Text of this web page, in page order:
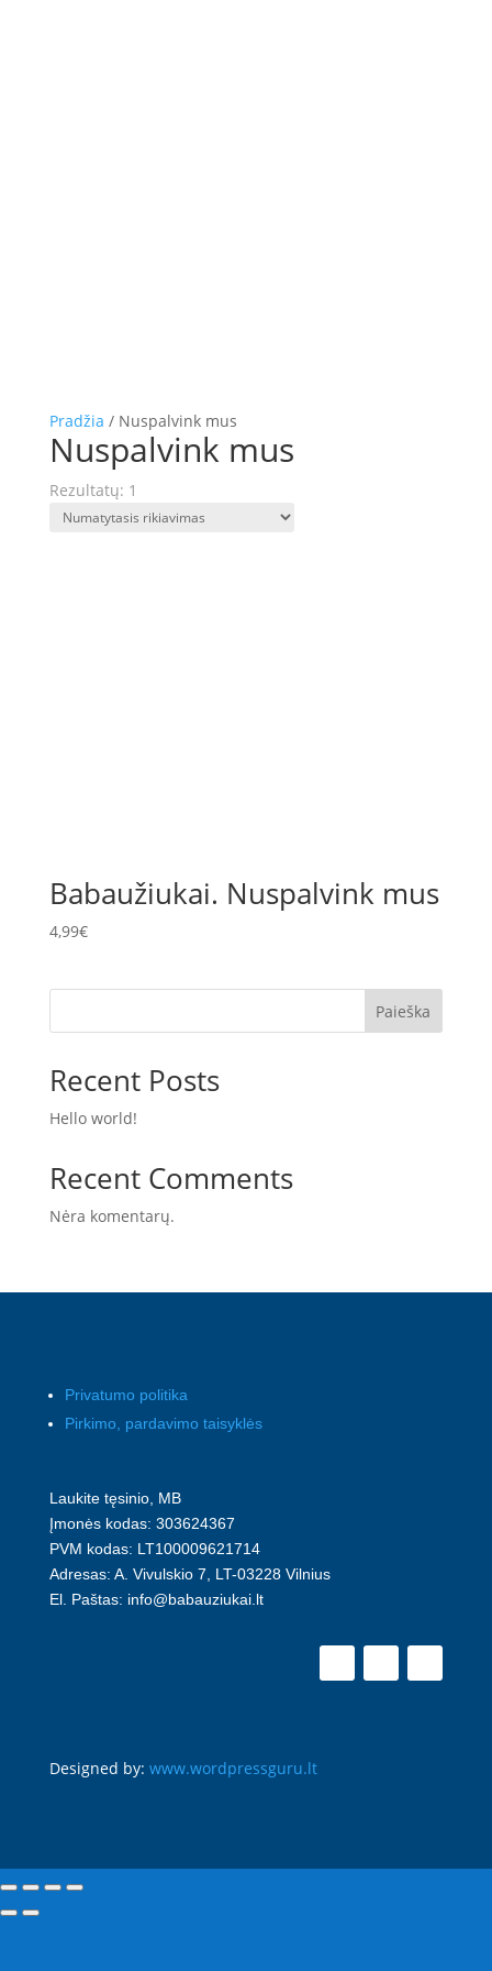
Pradžia / Nuspalvink mus
Nuspalvink mus
Rezultatų: 1
Babaužiukai. Nuspalvink mus
4,99€
Paieška
Recent Posts
Hello world!
Recent Comments
Nėra komentarų.
Privatumo politika
Pirkimo, pardavimo taisyklės
Laukite tęsinio, MB
Įmonės kodas: 303624367
PVM kodas: LT100009621714
Adresas: A. Vivulskio 7, LT-03228 Vilnius
El. Paštas: info@babauziukai.lt
Designed by: www.wordpressguru.lt